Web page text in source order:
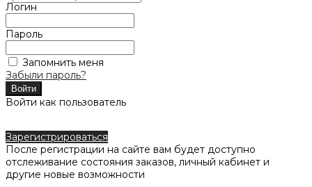
Логин
Пароль
Запомнить меня
Забыли пароль?
Войти как пользователь
Зарегистрироваться
После регистрации на сайте вам будет доступно
отслеживание состояния заказов, личный кабинет и
другие новые возможности